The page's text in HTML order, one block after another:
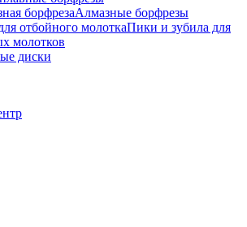
Алмазные борфрезы
Пики и зубила для
молотков
диски